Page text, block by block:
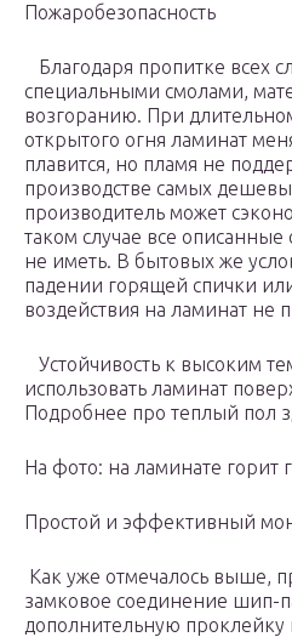
Пожаробезопасность
Благодаря пропитке всех
специальными смолами,
возгоранию. При
открытого огня ламинат
плавится, но пламя не
производстве самых
производитель может
таком случае все
не иметь. В бытовых же
падении горящей спички
воздействия на ламинат не
Устойчивость к высоким
использовать ламинат
Подробнее про теплый пол
На фото: на ламинате горит
Простой и эффективный
Как уже отмечалось выше,
замковое соединение шип-
дополнительную проклейку